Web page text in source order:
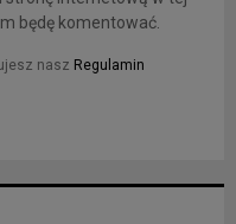
będę komentować.
nasz Regulamin